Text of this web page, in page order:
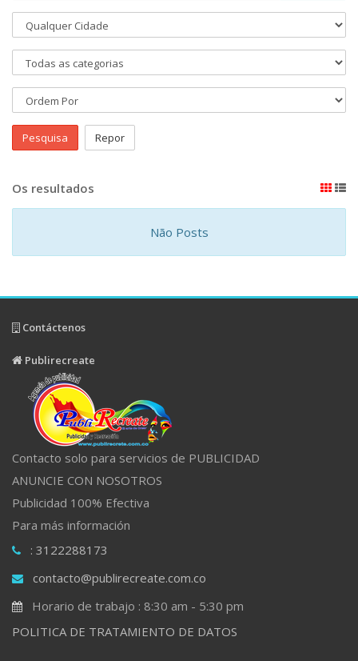
Pesquisa Repor
Os resultados
Não Posts
Contáctenos
Publirecreate
Contacto solo para servicios de PUBLICIDAD
ANUNCIE CON NOSOTROS
Publicidad 100% Efectiva
Para más información
: 3122288173
contacto@publirecreate.com.co
Horario de trabajo : 8:30 am - 5:30 pm
POLITICA DE TRATAMIENTO DE DATOS